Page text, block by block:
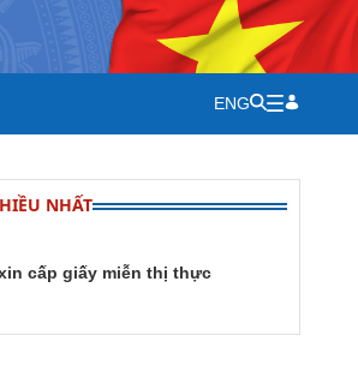
ENG
NHẤT
cấp giấy miễn thị thực